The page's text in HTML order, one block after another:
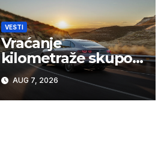
VESTI
Vraćanje
kilometraže skupo
košta vozače u Srbiji
AUG 7, 2026